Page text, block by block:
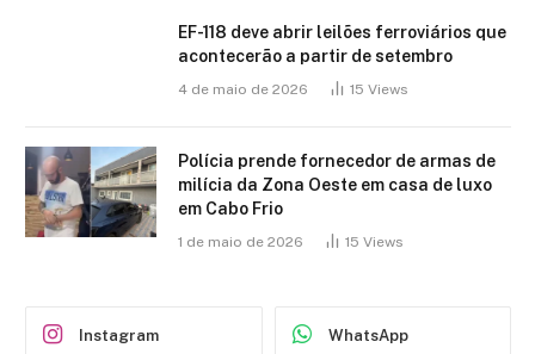
EF-118 deve abrir leilões ferroviários que
acontecerão a partir de setembro
4 de maio de 2026 15 Views
Polícia prende fornecedor de armas de
milícia da Zona Oeste em casa de luxo
em Cabo Frio
1 de maio de 2026 15 Views
Instagram WhatsApp